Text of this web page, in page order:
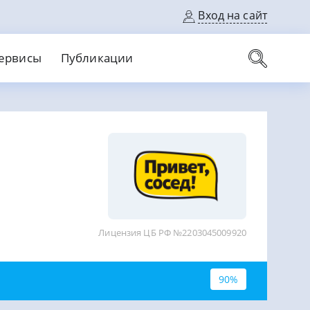
Вход на сайт
Без справок
На длительный срок
Публикации
Лицензия ЦБ РФ №2203045009920
90%